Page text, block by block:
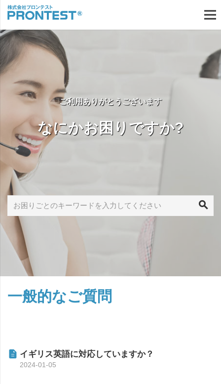
ご利用ありがとうございます
なにかお困りですか?
一般的なご質問
イギリス英語に対応していますか？
2024-01-05